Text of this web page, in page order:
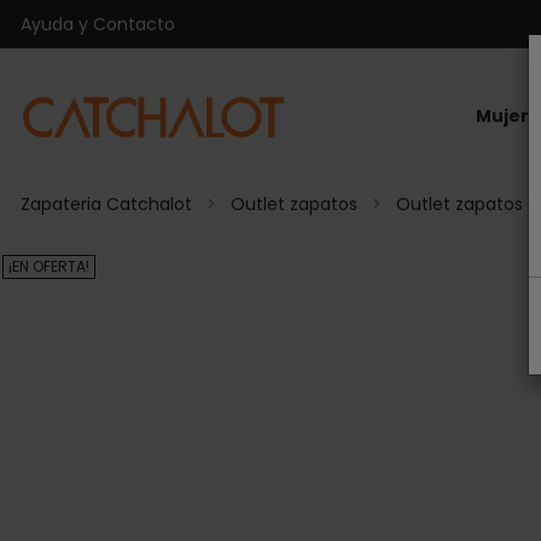
Ayuda y Contacto
Mujer
Zapateria Catchalot Outlet zapatos Outlet zapatos
¡EN OFERTA!